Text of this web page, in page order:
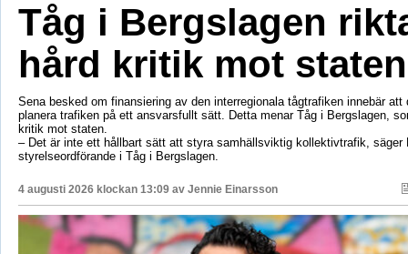
Tåg i Bergslagen
hård kritik mot staten
Sena besked om finansiering av den interregionala tågtrafiken innebär att
planera trafiken på ett ansvarsfullt sätt. Detta menar Tåg i Bergslagen,
kritik mot staten.
– Det är inte ett hållbart sätt att styra samhällsviktig kollektivtrafik, säger
styrelseordförande i Tåg i Bergslagen.
4 augusti 2026 klockan 13:09 av Jennie Einarsson